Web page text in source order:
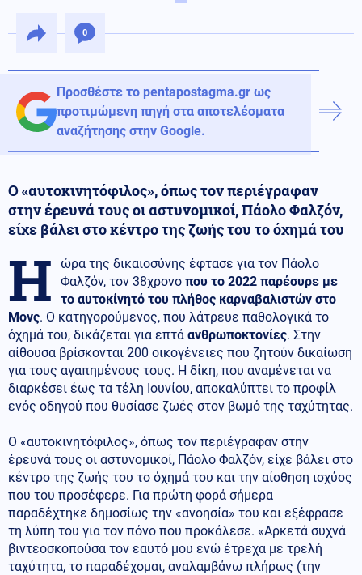
0
Προσθέστε το pentapostagma.gr ως
προτιμώμενη πηγή στα αποτελέσματα
αναζήτησης στην Google.
Ο «αυτοκινητόφιλος», όπως τον περιέγραφαν
στην έρευνά τους οι αστυνομικοί, Πάολο Φαλζόν,
είχε βάλει στο κέντρο της ζωής του το όχημά του
Η
ώρα της δικαιοσύνης έφτασε για τον Πάολο
Φαλζόν, τον 38χρονο που το 2022 παρέσυρε με
το αυτοκίνητό του πλήθος καρναβαλιστών στο
Μονς. Ο κατηγορούμενος, που λάτρευε παθολογικά το
όχημά του, δικάζεται για επτά ανθρωποκτονίες. Στην
αίθουσα βρίσκονται 200 οικογένειες που ζητούν δικαίωση
για τους αγαπημένους τους. Η δίκη, που αναμένεται να
διαρκέσει έως τα τέλη Ιουνίου, αποκαλύπτει το προφίλ
ενός οδηγού που θυσίασε ζωές στον βωμό της ταχύτητας.
Ο «αυτοκινητόφιλος», όπως τον περιέγραφαν στην
έρευνά τους οι αστυνομικοί, Πάολο Φαλζόν, είχε βάλει στο
κέντρο της ζωής του το όχημά του και την αίσθηση ισχύος
που του προσέφερε. Για πρώτη φορά σήμερα
παραδέχτηκε δημοσίως την «ανοησία» του και εξέφρασε
τη λύπη του για τον πόνο που προκάλεσε. «Αρκετά συχνά
βιντεοσκοπούσα τον εαυτό μου ενώ έτρεχα με τρελή
ταχύτητα, το παραδέχομαι, αναλαμβάνω πλήρως (την